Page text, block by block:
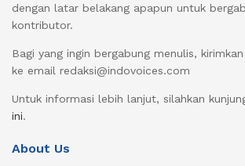
dengan latar belakang apapun untuk
kontributor.
Bagi yang ingin bergabung menulis,
ke email redaksi@indovoices.com
Untuk informasi lebih lanjut, silahkan
ini.
About Us